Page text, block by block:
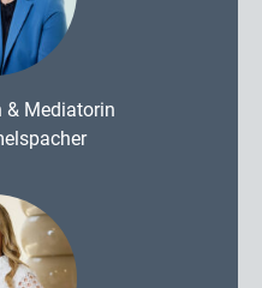
& Mediatorin